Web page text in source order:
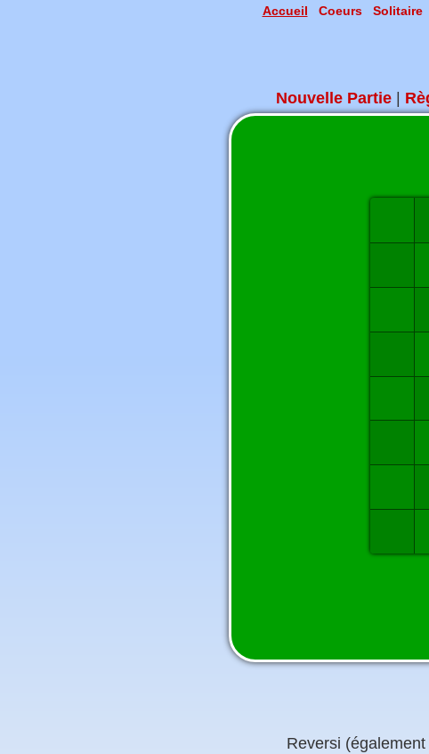
Accueil Coeurs Solitaire
Nouvelle Partie
Reversi